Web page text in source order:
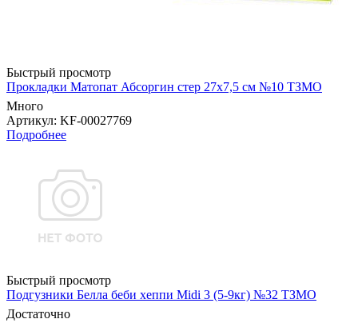
Быстрый просмотр
Прокладки Матопат Абсоргин стер 27х7,5 см №10 ТЗМО
Много
Артикул: KF-00027769
Подробнее
Быстрый просмотр
Подгузники Белла беби хеппи Midi 3 (5-9кг) №32 ТЗМО
Достаточно